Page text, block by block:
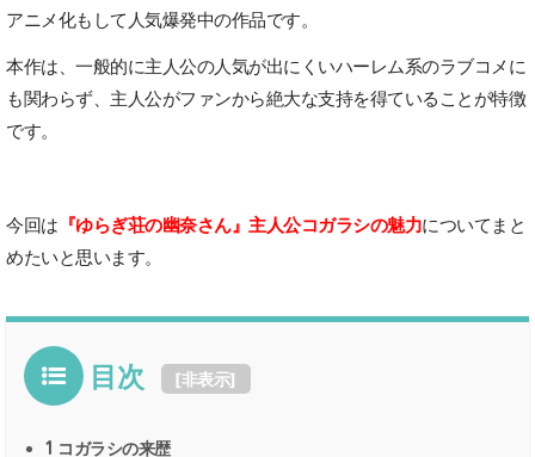
アニメ化もして人気爆発中の作品です。
本作は、一般的に主人公の人気が出にくいハーレム系のラブコメに
も関わらず、主人公がファンから絶大な支持を得ていることが特徴
です。
今回は 『ゆらぎ荘の幽奈さん』主人公コガラシの魅力についてまと
めたいと思います。
目次 [非表示]
1 コガラシの来歴